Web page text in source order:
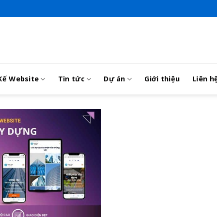
Website Tin tức Dự án Giới thiệu Liên